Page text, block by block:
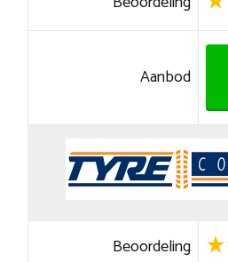
Aanbod
Beoordeling